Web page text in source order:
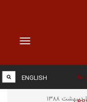
Toggle
ها ENGLISH
اردیبهشت ۱۳۸۸